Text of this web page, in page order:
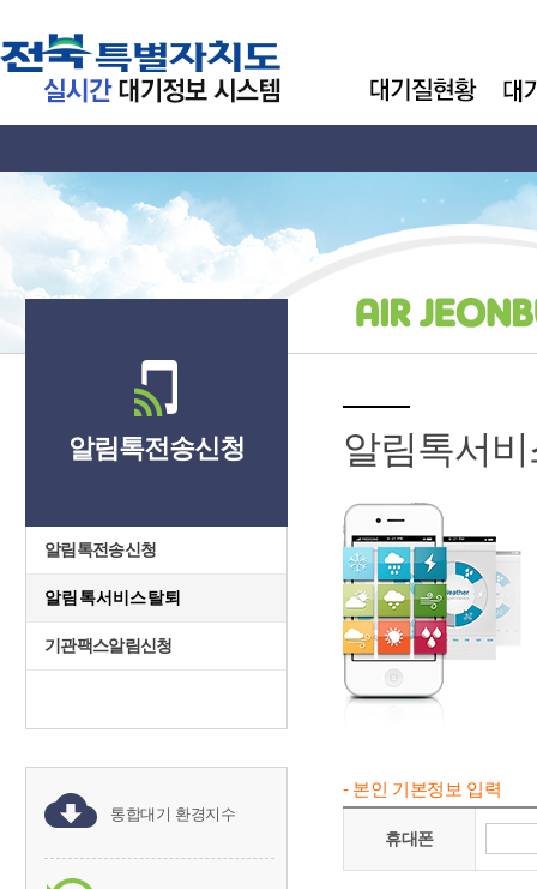
알림톡전송신청
알림톡전송신청
알림톡서비스탈퇴
기관팩스알림신청
통합대기 환경지수
알림톡서
- 본인 기본정보 입력
휴대폰